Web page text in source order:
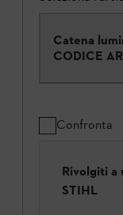
Catena
CODICE
Confronta
Rivolgiti a
STIHL